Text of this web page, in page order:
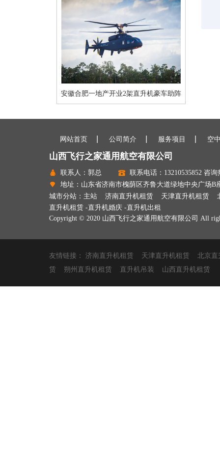
安徽合肥一地产开业2架直升机豪车助阵
网站首页 公司简介 服务项目 空
山西飞行之家通用航空有限公司
联系人：郭总
联系电话：13210535852 咨询
地址：山东省济南市槐荫区齐鲁大道绿地中央广场B
城市分站： 主站 济南直升机租赁 天津直升机租赁
直升机租赁 -直升机婚庆 -直升机出租
Copyright © 2020 山西飞行之家通用航空有限公司 All
友情链接： 济南直升机租赁 天津直升机租赁
北京直
赁
朔州直升机租赁 直升机吊装 山西直升机租赁